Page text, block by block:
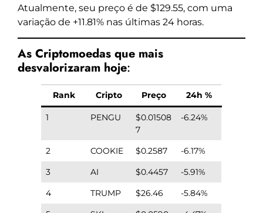
Atualmente, seu preço é de $129.55, com uma
variação de +11.81% nas últimas 24 horas.
As Criptomoedas que mais
desvalorizaram hoje:
Rank Cripto Preço 24h %
1 PENGU
$0.01508
7
-6.24%
2 COOKIE $0.2587
-6.17%
3
AI $0.4457
-5.91%
4
TRUMP $26.46
-5.84%